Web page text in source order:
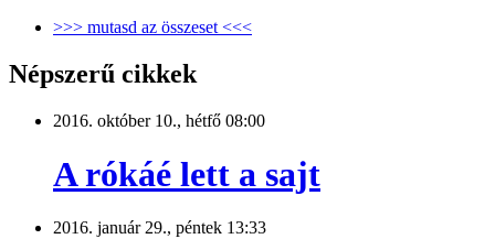
>>> mutasd az összeset <<<
Népszerű cikkek
2016. október 10., hétfő 08:00
A rókáé lett a sajt
2016. január 29., péntek 13:33